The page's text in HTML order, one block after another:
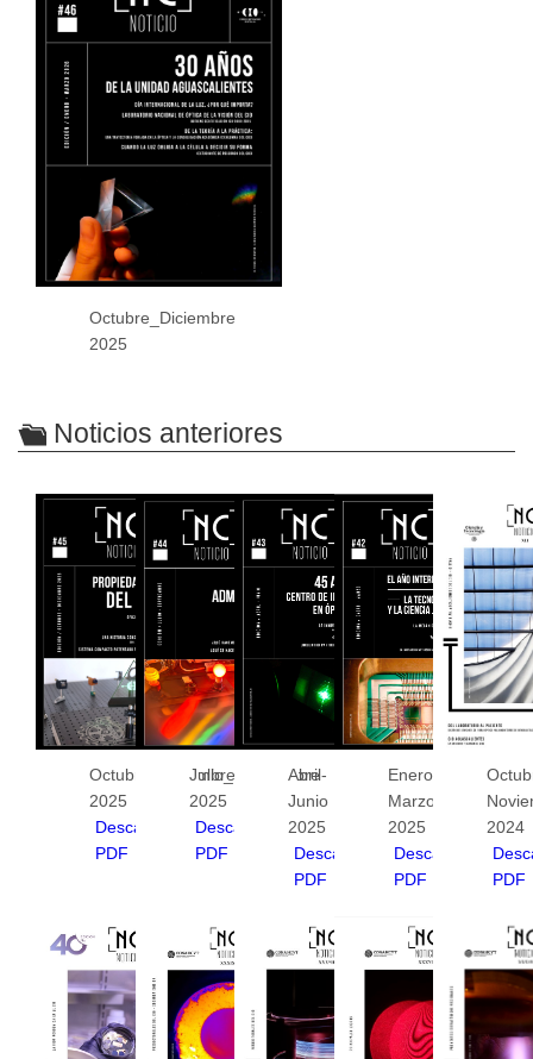
Octubre_Diciembre
2025
Noticios anteriores
Octubre_Diciembre
2025
Descargar
PDF
Julio_Septiembre
2025
Descargar
PDF
Abril-
Junio
2025
Descargar
PDF
Enero-
Marzo
2025
Descargar
PDF
2024
PDF